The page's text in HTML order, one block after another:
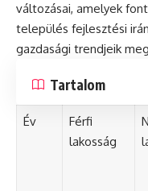
változásai, amelyek
település fejlesztési
gazdasági trendjeik
Tartalom
Év
Férfi
lakosság